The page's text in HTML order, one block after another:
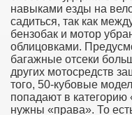
навыками езды на
садиться, так как
бензобак и мотор
облицовками.
багажные отсеки
других мотосредств
того, 50-кубовые
попадают в
нужны «права». То